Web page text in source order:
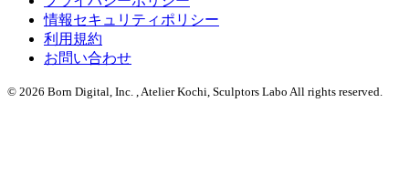
情報セキュリティポリシー
利用規約
お問い合わせ
© 2026 Born Digital, Inc. , Atelier Kochi, Sculptors Labo All rights reserved.